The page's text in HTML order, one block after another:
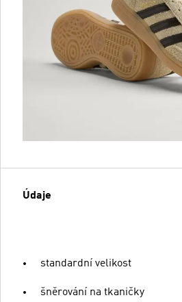
Údaje
standardní velikost
šněrování na tkaničky